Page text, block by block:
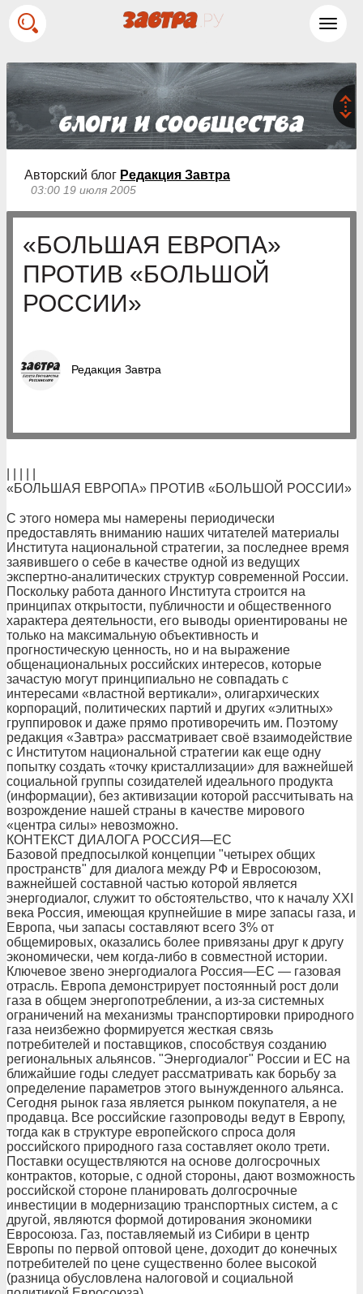
Авторский блог Редакция Завтра
03:00 19 июля 2005
«БОЛЬШАЯ ЕВРОПА»
ПРОТИВ «БОЛЬШОЙ
РОССИИ»
Редакция Завтра
«БОЛЬШАЯ ЕВРОПА» ПРОТИВ «БОЛЬШОЙ РОССИИ»
С этого номера мы намерены периодически
предоставлять вниманию наших читателей материалы
Института национальной стратегии, за последнее время
заявившего о себе в качестве одной из ведущих
экспертно-аналитических структур современной России.
Поскольку работа данного Института строится на
принципах открытости, публичности и общественного
характера деятельности, его выводы ориентированы не
только на максимальную объективность и
прогностическую ценность, но и на выражение
общенациональных российских интересов, которые
зачастую могут принципиально не совпадать с
интересами «властной вертикали», олигархических
корпораций, политических партий и других «элитных»
группировок и даже прямо противоречить им. Поэтому
редакция «Завтра» рассматривает своё взаимодействие
с Институтом национальной стратегии как еще одну
попытку создать «точку кристаллизации» для важнейшей
социальной группы созидателей идеального продукта
(информации), без активизации которой рассчитывать на
возрождение нашей страны в качестве мирового
«центра силы» невозможно.
КОНТЕКСТ ДИАЛОГА РОССИЯ—ЕС
Базовой предпосылкой концепции "четырех общих
пространств" для диалога между РФ и Евросоюзом,
важнейшей составной частью которой является
энергодиалог, служит то обстоятельство, что к началу XXI
века Россия, имеющая крупнейшие в мире запасы газа, и
Европа, чьи запасы составляют всего 3% от
общемировых, оказались более привязаны друг к другу
экономически, чем когда-либо в совместной истории.
Ключевое звено энергодиалога Россия—ЕС — газовая
отрасль. Европа демонстрирует постоянный рост доли
газа в общем энергопотреблении, а из-за системных
ограничений на механизмы транспортировки природного
газа неизбежно формируется жесткая связь
потребителей и поставщиков, способствуя созданию
региональных альянсов. "Энергодиалог" России и ЕС на
ближайшие годы следует рассматривать как борьбу за
определение параметров этого вынужденного альянса.
Сегодня рынок газа является рынком покупателя, а не
продавца. Все российские газопроводы ведут в Европу,
тогда как в структуре европейского спроса доля
российского природного газа составляет около трети.
Поставки осуществляются на основе долгосрочных
контрактов, которые, с одной стороны, дают возможность
российской стороне планировать долгосрочные
инвестиции в модернизацию транспортных систем, а с
другой, являются формой дотирования экономики
Евросоюза. Газ, поставляемый из Сибири в центр
Европы по первой оптовой цене, доходит до конечных
потребителей по цене существенно более высокой
(разница обусловлена налоговой и социальной